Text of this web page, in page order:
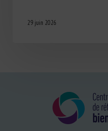
29 juin 2026